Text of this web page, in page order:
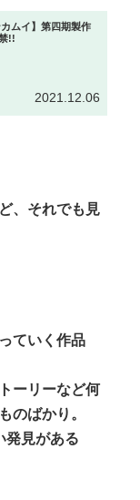
ムイ】第四期製作
!!
2021.12.06
、それでも見
ていく作品
ーリーなど何
のばかり。
発見がある